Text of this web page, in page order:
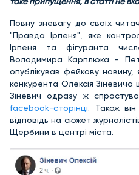
Повну зневагу до своїх
"Правда Ірпеня", яке
Ірпеня та фігуранта
Володимира Карплюка -
опублікував фейкову новину,
конкурента Олексія Зіневича
Зіневич одразу ж
facebook-сторінці. Також
відповідь на сюжет
Щербини в центрі міста.